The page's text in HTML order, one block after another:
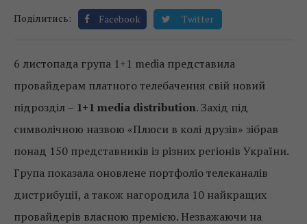
Поділитись: Facebook Twitter
6 листопада група 1+1 media представила
провайдерам платного телебачення свій новий
підрозділ – 1+1 media distribution. Захід під
символічною назвою «Плюси в колі друзів» зібрав
понад 150 представників із різних регіонів України.
Група показала оновлене портфоліо телеканалів
дистрибуції, а також нагородила 10 найкращих
провайдерів власною премією. Незважаючи на